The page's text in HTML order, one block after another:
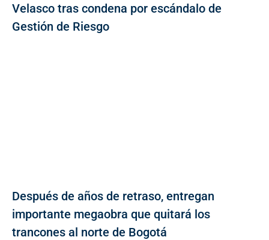
Velasco tras condena por escándalo de
Gestión de Riesgo
Después de años de retraso, entregan
importante megaobra que quitará los
trancones al norte de Bogotá